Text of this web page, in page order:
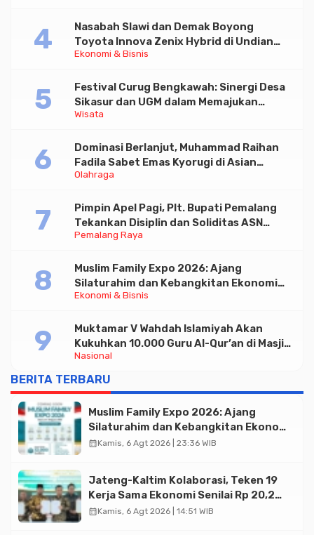
Ekonomi & Bisnis
Nasabah Slawi dan Demak Boyong
Toyota Innova Zenix Hybrid di Undian
Tabungan Bima Bank Jateng
Wisata
Festival Curug Bengkawah: Sinergi Desa
Sikasur dan UGM dalam Memajukan
Wisata serta UMKM Lokal
Olahraga
Dominasi Berlanjut, Muhammad Raihan
Fadila Sabet Emas Kyorugi di Asian
Taekwondo Indonesia Open 2026
Pemalang Raya
Pimpin Apel Pagi, Plt. Bupati Pemalang
Tekankan Disiplin dan Soliditas ASN
untuk Pelayanan Publik
Ekonomi & Bisnis
Muslim Family Expo 2026: Ajang
Silaturahim dan Kebangkitan Ekonomi
Halal di Jakarta
Nasional
Muktamar V Wahdah Islamiyah Akan
Kukuhkan 10.000 Guru Al-Qur’an di Masjid
Istiqlal
BERITA TERBARU
Muslim Family Expo 2026: Ajang
Silaturahim dan Kebangkitan Ekonomi
Halal di Jakarta
calendar_monthKamis, 6 Agt 2026 | 23:36 WIB
Jateng-Kaltim Kolaborasi, Teken 19
Kerja Sama Ekonomi Senilai Rp 20,2
Triliun
calendar_monthKamis, 6 Agt 2026 | 14:51 WIB